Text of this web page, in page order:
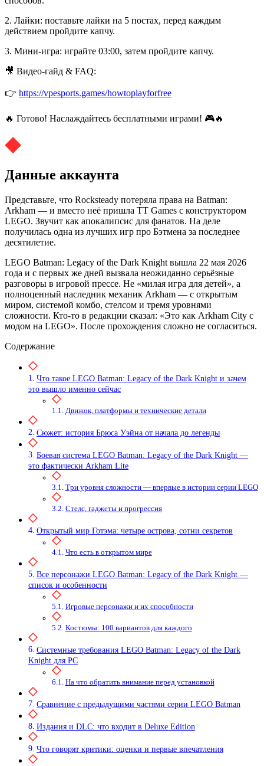
2. Лайки: поставьте лайки на 5 постах, перед каждым
действием пройдите капчу.
3. Мини-игра: играйте 03:00, затем пройдите капчу.
🎥 Видео-гайд & FAQ:
👉 https://vpesports.games/howtoplayforfree
🔥 Готово! Наслаждайтесь бесплатными играми! 🎮🔥
Данные аккаунта
Представьте, что Rocksteady потеряла права на Batman:
Arkham — и вместо неё пришла TT Games с конструктором
LEGO. Звучит как апокалипсис для фанатов. На деле
получилась одна из лучших игр про Бэтмена за последнее
десятилетие.
LEGO Batman: Legacy of the Dark Knight вышла 22 мая 2026
года и с первых же дней вызвала неожиданно серьёзные
разговоры в игровой прессе. Не «милая игра для детей», а
полноценный наследник механик Arkham — с открытым
миром, системой комбо, стелсом и тремя уровнями
сложности. Кто-то в редакции сказал: «Это как Arkham City с
модом на LEGO». После прохождения сложно не согласиться.
Содержание
Что такое LEGO Batman: Legacy of the Dark Knight и зачем
это вышло именно сейчас
Движок, платформы и технические детали
Сюжет: история Брюса Уэйна от начала до легенды
Боевая система LEGO Batman: Legacy of the Dark Knight —
это фактически Arkham Lite
Три уровня сложности — впервые в истории серии LEGO
Стелс, гаджеты и прогрессия
Открытый мир Готэма: четыре острова, сотни секретов
Что есть в открытом мире
Все персонажи LEGO Batman: Legacy of the Dark Knight —
список и особенности
Игровые персонажи и их способности
Костюмы: 100 вариантов для каждого
Системные требования LEGO Batman: Legacy of the Dark
Knight для PC
На что обратить внимание перед установкой
Сравнение с предыдущими частями серии LEGO Batman
Издания и DLC: что входит в Deluxe Edition
Что говорят критики: оценки и первые впечатления